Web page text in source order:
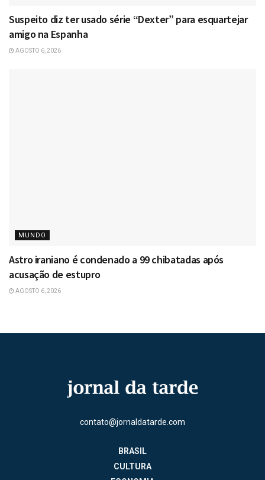
Suspeito diz ter usado série “Dexter” para esquartejar
amigo na Espanha
AGOSTO 6, 2026
MUNDO
Astro iraniano é condenado a 99 chibatadas após
acusação de estupro
AGOSTO 6, 2026
contato@jornaldatarde.com
BRASIL
CULTURA